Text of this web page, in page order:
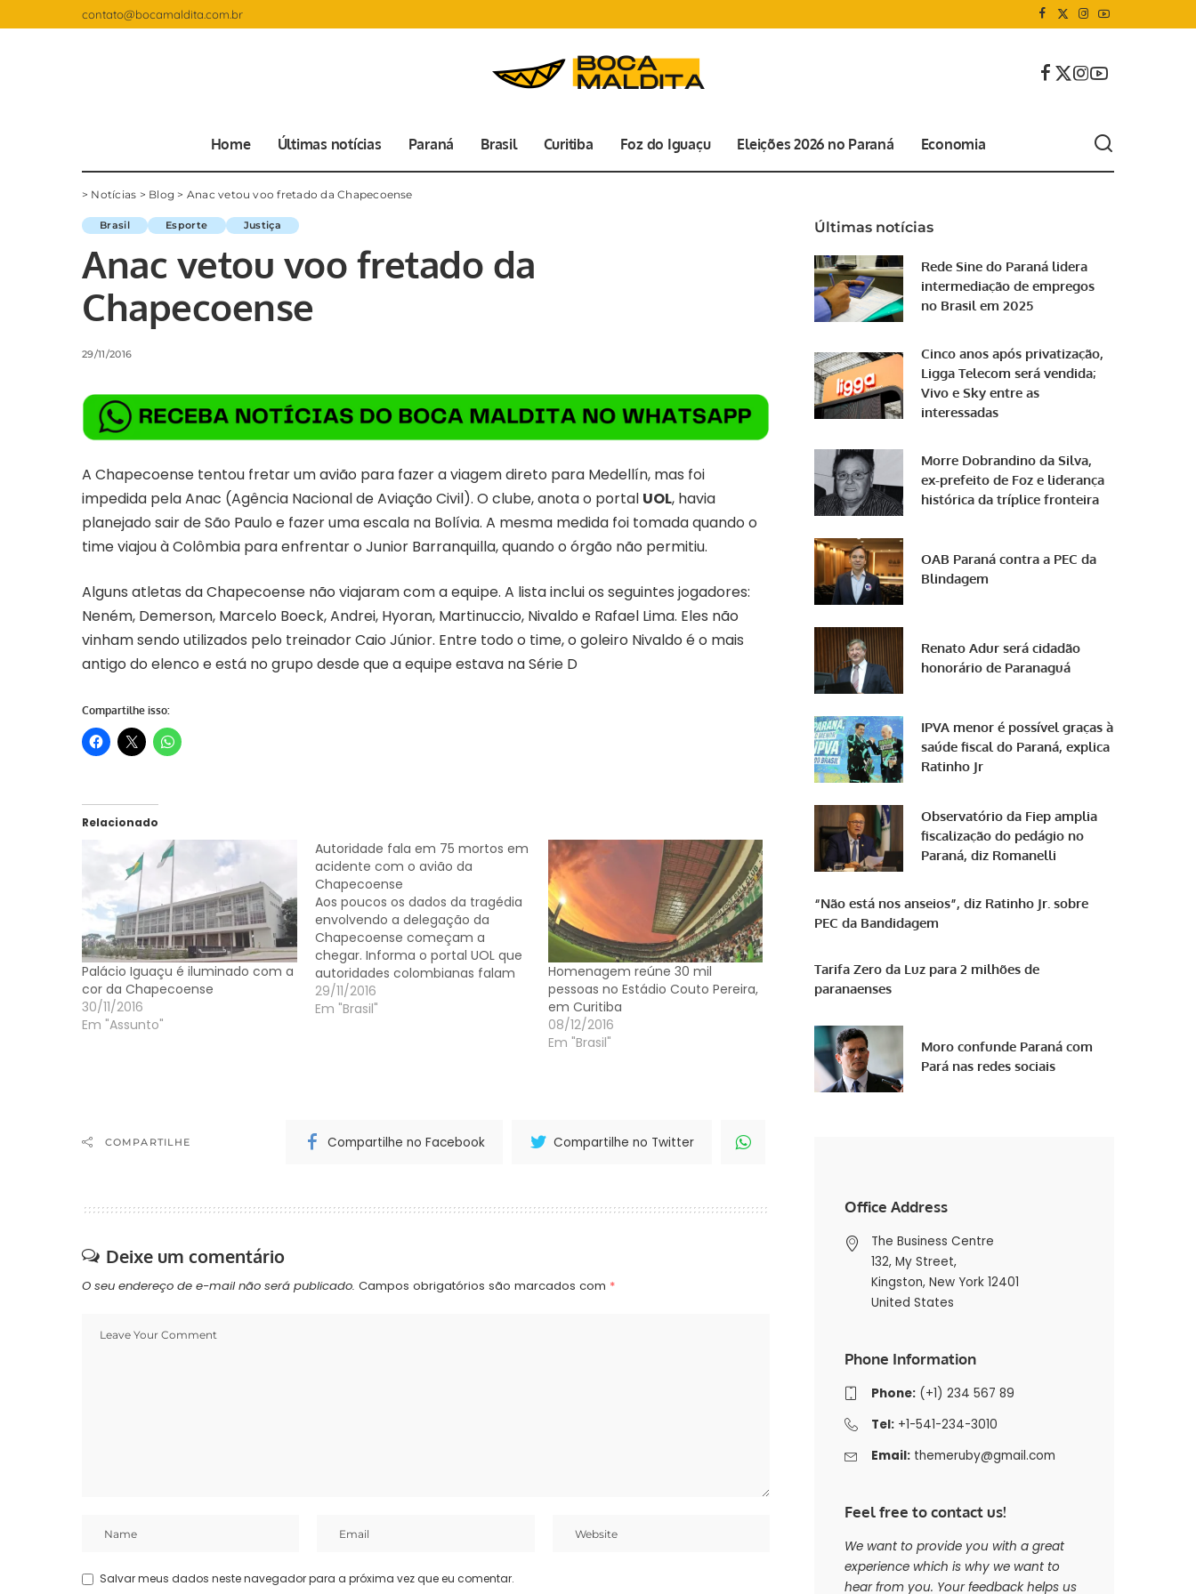
contato@bocamaldita.com.br
Home Últimas notícias Paraná Brasil Curitiba Foz do Iguaçu Eleições 2026 no Paraná Economia
> Notícias > Blog > Anac vetou voo fretado da Chapecoense
Brasil Esporte Justiça
Anac vetou voo fretado da
Chapecoense
29/11/2016
A Chapecoense tentou fretar um avião para fazer a viagem direto para Medellín, mas foi
impedida pela Anac (Agência Nacional de Aviação Civil). O clube, anota o portal UOL, havia
planejado sair de São Paulo e fazer uma escala na Bolívia. A mesma medida foi tomada quando o
time viajou à Colômbia para enfrentar o Junior Barranquilla, quando o órgão não permitiu.
Alguns atletas da Chapecoense não viajaram com a equipe. A lista inclui os seguintes jogadores:
Neném, Demerson, Marcelo Boeck, Andrei, Hyoran, Martinuccio, Nivaldo e Rafael Lima. Eles não
vinham sendo utilizados pelo treinador Caio Júnior. Entre todo o time, o goleiro Nivaldo é o mais
antigo do elenco e está no grupo desde que a equipe estava na Série D
Compartilhe isso:
Relacionado
Palácio Iguaçu é iluminado com a
cor da Chapecoense
30/11/2016
Em "Assunto"
Autoridade fala em 75 mortos em
acidente com o avião da
Chapecoense
Aos poucos os dados da tragédia
envolvendo a delegação da
Chapecoense começam a
chegar. Informa o portal UOL que
autoridades colombianas falam
em 75 mortos no acidente aéreo
com a delegação da
29/11/2016
Em "Brasil"
Homenagem reúne 30 mil
pessoas no Estádio Couto Pereira,
em Curitiba
08/12/2016
Em "Brasil"
COMPARTILHE Compartilhe no Facebook Compartilhe no Twitter
Deixe um comentário
O seu endereço de e-mail não será publicado. Campos obrigatórios são marcados com *
Salvar meus dados neste navegador para a próxima vez que eu comentar.
Últimas notícias
Rede Sine do Paraná lidera
intermediação de empregos
no Brasil em 2025
Cinco anos após privatização,
Ligga Telecom será vendida;
Vivo e Sky entre as
interessadas
Morre Dobrandino da Silva,
ex-prefeito de Foz e liderança
histórica da tríplice fronteira
OAB Paraná contra a PEC da
Blindagem
Renato Adur será cidadão
honorário de Paranaguá
IPVA menor é possível graças à
saúde fiscal do Paraná, explica
Ratinho Jr
Observatório da Fiep amplia
fiscalização do pedágio no
Paraná, diz Romanelli
“Não está nos anseios”, diz Ratinho Jr. sobre
PEC da Bandidagem
Tarifa Zero da Luz para 2 milhões de
paranaenses
Moro confunde Paraná com
Pará nas redes sociais
Office Address
The Business Centre
132, My Street,
Kingston, New York 12401
United States
Phone Information
Phone:(+1) 234 567 89
Tel:+1-541-234-3010
Email: themeruby@gmail.com
Feel free to contact us!
We want to provide you with a great
experience which is why we want to
hear from you. Your feedback helps us